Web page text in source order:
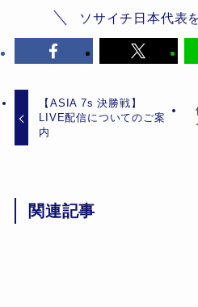
ソサイチ日本代表
【ASIA 7s 決勝戦】
LIVE配信についてのご案
内
関連記事